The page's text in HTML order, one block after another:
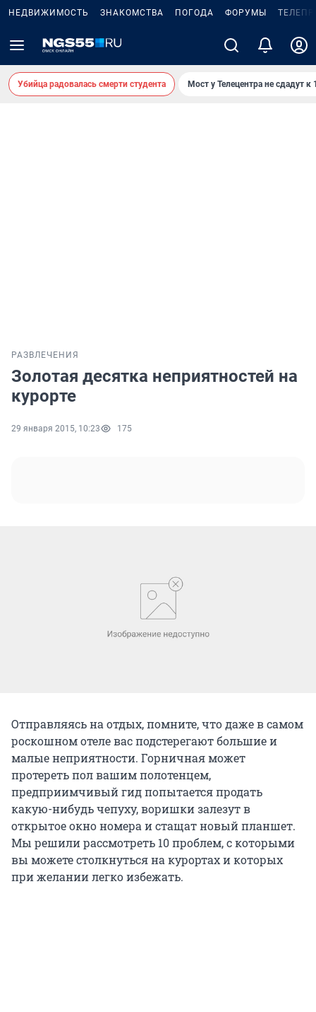
НЕДВИЖИМОСТЬ ЗНАКОМСТВА ПОГОДА ФОРУМЫ
Убийца радовалась смерти студента Мост у Телецентра не сдадут к
РАЗВЛЕЧЕНИЯ
Золотая десятка неприятностей на
курорте
29 января 2015, 10:23 175
Отправляясь на отдых, помните, что даже в самом
роскошном отеле вас подстерегают большие и
малые неприятности. Горничная может
протереть пол вашим полотенцем,
предприимчивый гид попытается продать
какую-нибудь чепуху, воришки залезут в
открытое окно номера и стащат новый планшет.
Мы решили рассмотреть 10 проблем, с которыми
вы можете столкнуться на курортах и которых
при желании легко избежать.